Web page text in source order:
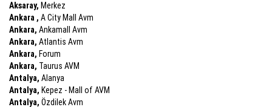
Aksaray, Merkez
Ankara , A City Mall Avm
Ankara, Ankamall Avm
Ankara, Atlantis Avm
Ankara, Forum
Ankara, Taurus AVM
Antalya, Alanya
Antalya, Kepez - Mall of AVM
Antalya, Özdilek Avm